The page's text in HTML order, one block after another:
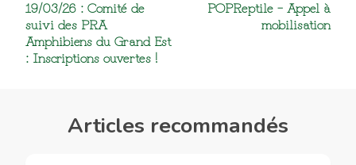
d’article
19/03/26 : Comité de
suivi des PRA
Amphibiens du Grand Est
: Inscriptions ouvertes !
POPReptile – Appel à
mobilisation
Articles recommandés